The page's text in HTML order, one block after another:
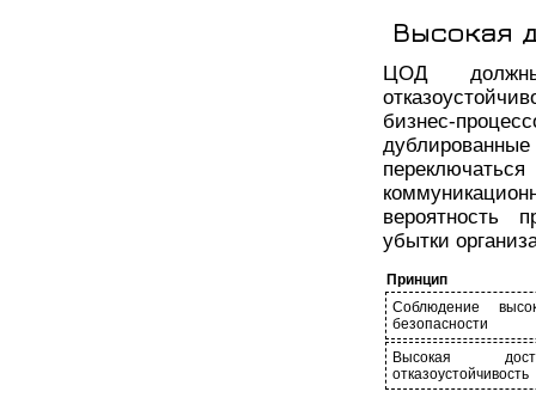
Высокая
ЦОД
бизнес-
вероятность
убытки
Принцип
Соблюдение
безопасности
Высокая
отказоустойчивость